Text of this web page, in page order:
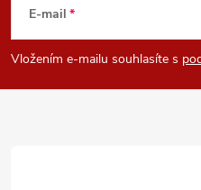
p
E-mail
Vložením e-mailu souhlasíte s